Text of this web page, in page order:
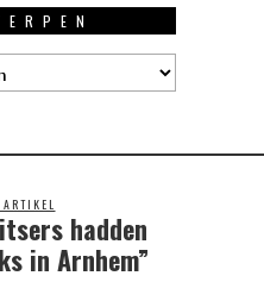
post:
hadden
in Arnhem”